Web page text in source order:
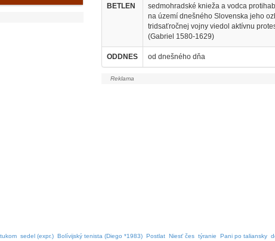
BETLEN
sedmohradské knieža a vodca
na území dnešného Slovenska jeho
tridsaťročnej vojny viedol aktívnu
(Gabriel 1580-1629)
ODDNES od dnešného dňa
sedel (expr.) Bolívijský tenista (Diego *1983) Postlat Niesť čes týranie Pani po taliansky